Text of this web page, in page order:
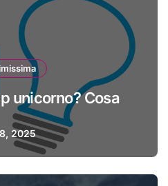
unicorno? Cosa
2025